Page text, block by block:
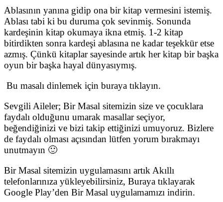
Ablasının yanına gidip ona bir kitap vermesini istemiş.
Ablası tabi ki bu duruma çok sevinmiş. Sonunda
kardeşinin kitap okumaya ikna etmiş. 1-2 kitap
bitirdikten sonra kardeşi ablasına ne kadar teşekkür etse
azmış. Çünkü kitaplar sayesinde artık her kitap bir başka
oyun bir başka hayal dünyasıymış.
Bu masalı dinlemek için buraya tıklayın.
Sevgili Aileler; Bir Masal sitemizin size ve çocuklara
faydalı olduğunu umarak masallar seçiyor,
beğendiğinizi ve bizi takip ettiğinizi umuyoruz. Bizlere
de faydalı olması açısından lütfen yorum bırakmayı
unutmayın 🙂
Bir Masal sitemizin uygulamasını artık Akıllı
telefonlarınıza yükleyebilirsiniz, Buraya tıklayarak
Google Play’den Bir Masal uygulamamızı indirin.